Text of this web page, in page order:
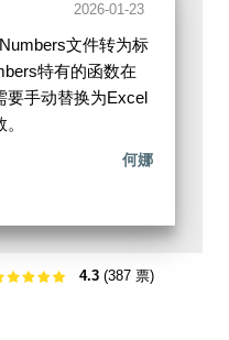
2026-01-23
文件转为标
特有的函数在
要手动替换为Excel
何娜
4.3(387 票)